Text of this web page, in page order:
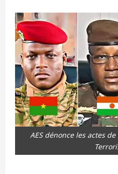
AES dénonce les actes